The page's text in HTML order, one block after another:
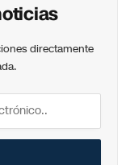
directamente